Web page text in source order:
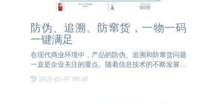
防伪、追溯、防窜货，一物一码
一键满足
在现代商业环境中，产品的防伪、追溯和防窜货问题
一直是企业关注的重点。随着信息技术的不断发展，
的解决方案。 一物一码技术不仅能够提高产品的防
2026-05-07 09:40